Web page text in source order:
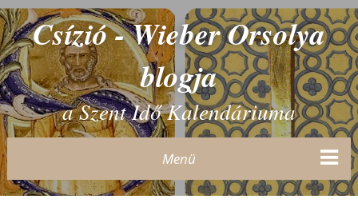
Csízió - Wieber Orsolya
blogja
a Szent Idő Kalendáriuma
Menü